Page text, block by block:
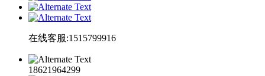
在线客服:1515799916
18621964299